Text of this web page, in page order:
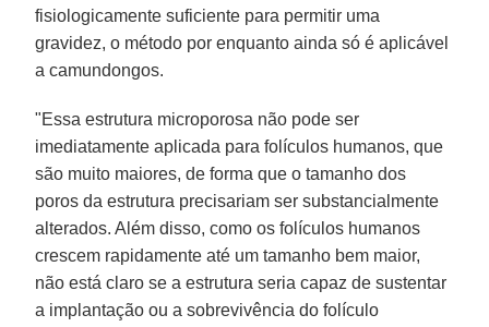
fisiologicamente suficiente para permitir uma
gravidez, o método por enquanto ainda só é aplicável
a camundongos.
"Essa estrutura microporosa não pode ser
imediatamente aplicada para folículos humanos, que
são muito maiores, de forma que o tamanho dos
poros da estrutura precisariam ser substancialmente
alterados. Além disso, como os folículos humanos
crescem rapidamente até um tamanho bem maior,
não está claro se a estrutura seria capaz de sustentar
a implantação ou a sobrevivência do folículo